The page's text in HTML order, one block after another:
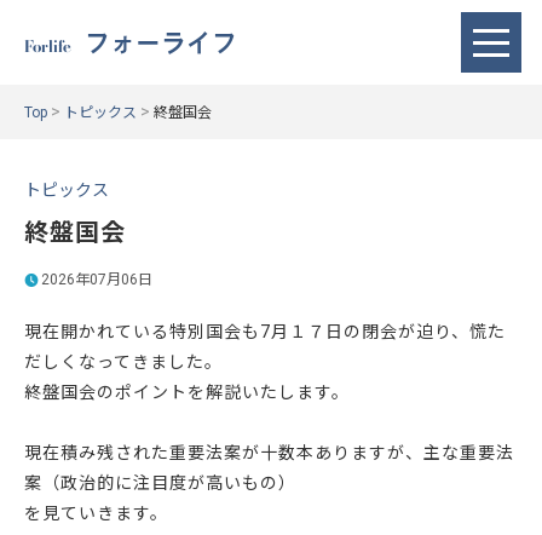
Forlife フォーライフ
Top > トピックス > 終盤国会
トピックス
終盤国会
2026年07月06日
現在開かれている特別国会も7月１７日の閉会が迫り、慌た
だしくなってきました。
終盤国会のポイントを解説いたします。
現在積み残された重要法案が十数本ありますが、主な重要法
案（政治的に注目度が高いもの）
を見ていきます。